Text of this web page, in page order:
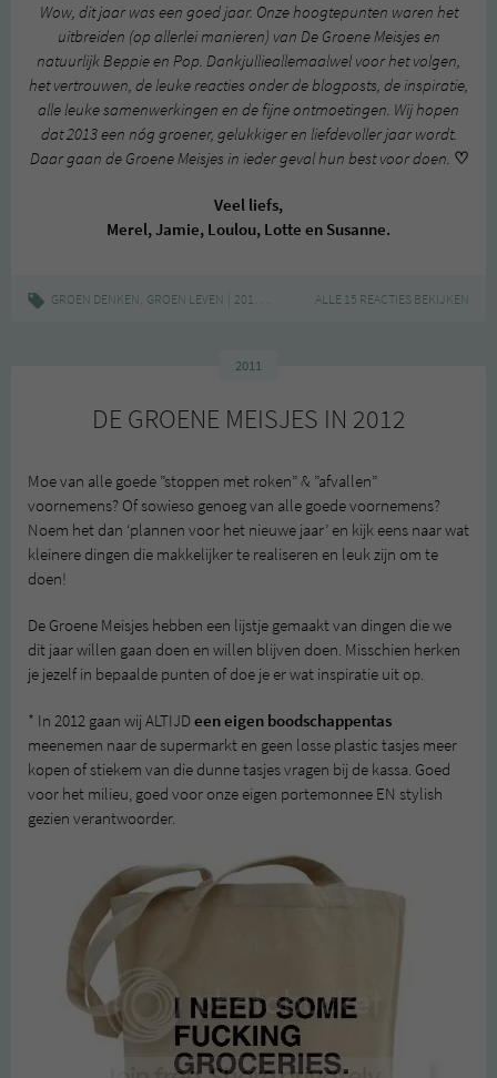
Wow, dit jaar was een goed jaar. Onze hoogtepunten waren het
uitbreiden (op allerlei manieren) van De Groene Meisjes en
natuurlijk Beppie en Pop. Dankjullieallemaalwel voor het volgen,
het vertrouwen, de leuke reacties onder de blogposts, de inspiratie,
alle leuke samenwerkingen en de fijne ontmoetingen. Wij hopen
dat 2013 een nóg groener, gelukkiger en liefdevoller jaar wordt.
Daar gaan de Groene Meisjes in ieder geval hun best voor doen. ♡
Veel liefs,
Merel, Jamie, Loulou, Lotte en Susanne.
GROEN DENKEN, GROEN LEVEN 2012 GROEN NIEUWJAAR
ALLE 15 REACTIES BEKIJKEN
2011
DE GROENE MEISJES IN 2012
Moe van alle goede ”stoppen met roken” & ”afvallen”
voornemens? Of sowieso genoeg van alle goede voornemens?
Noem het dan ‘plannen voor het nieuwe jaar’ en kijk eens naar wat
kleinere dingen die makkelijker te realiseren en leuk zijn om te
doen!
De Groene Meisjes hebben een lijstje gemaakt van dingen die we
dit jaar willen gaan doen en willen blijven doen. Misschien herken
je jezelf in bepaalde punten of doe je er wat inspiratie uit op.
* In 2012 gaan wij ALTIJD een eigen boodschappentas
meenemen naar de supermarkt en geen losse plastic tasjes meer
kopen of stiekem van die dunne tasjes vragen bij de kassa. Goed
voor het milieu, goed voor onze eigen portemonnee EN stylish
gezien verantwoorder.